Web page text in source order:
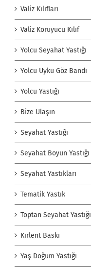
Valiz Kılıfları
Valiz Koruyucu Kılıf
Yolcu Seyahat Yastığı
Yolcu Uyku Göz Bandı
Yolcu Yastığı
Bize Ulaşın
Seyahat Yastığı
Seyahat Boyun Yastığı
Seyahat Yastıkları
Tematik Yastık
Toptan Seyahat Yastığı
Kırlent Baskı
Yaş Doğum Yastığı